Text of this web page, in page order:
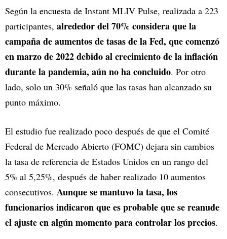
Según la encuesta de Instant MLIV Pulse, realizada a 223
participantes, alrededor del 70% considera que la
campaña de aumentos de tasas de la Fed, que comenzó
en marzo de 2022 debido al crecimiento de la inflación
durante la pandemia, aún no ha concluido. Por otro
lado, solo un 30% señaló que las tasas han alcanzado su
punto máximo.
El estudio fue realizado poco después de que el Comité
Federal de Mercado Abierto (FOMC) dejara sin cambios
la tasa de referencia de Estados Unidos en un rango del
5% al 5,25%, después de haber realizado 10 aumentos
consecutivos. Aunque se mantuvo la tasa, los
funcionarios indicaron que es probable que se reanude
el ajuste en algún momento para controlar los precios.